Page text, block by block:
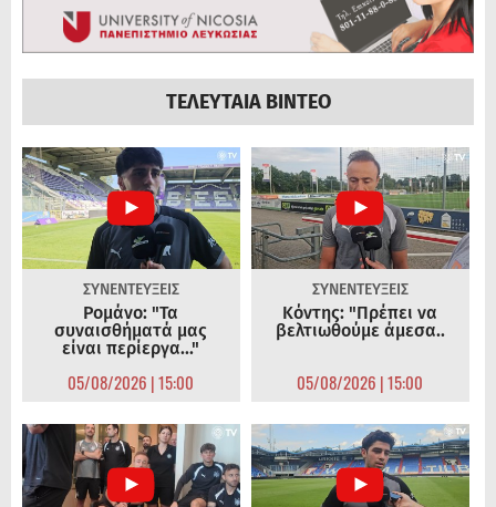
ΤΕΛΕΥΤΑΙΑ ΒΙΝΤΕΟ
ΣΥΝΕΝΤΕΥΞΕΙΣ
Ρομάνο: "Τα
συναισθήματά μας
είναι περίεργα..."
05/08/2026 | 15:00
ΣΥΝΕΝΤΕΥΞΕΙΣ
Κόντης: "Πρέπει να
βελτιωθούμε άμεσα..
05/08/2026 | 15:00